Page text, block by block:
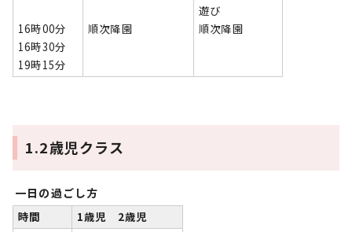
16時00分
16時30分
19時15分
順次降園
遊び
順次降園
1.2歳児クラス
一日の過ごし方
時間
1歳児 2歳児